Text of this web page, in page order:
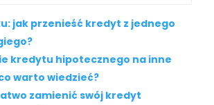
jak przenieść kredyt z jednego
kredytu hipotecznego na inne
warto wiedzieć?
zamienić swój kredyt